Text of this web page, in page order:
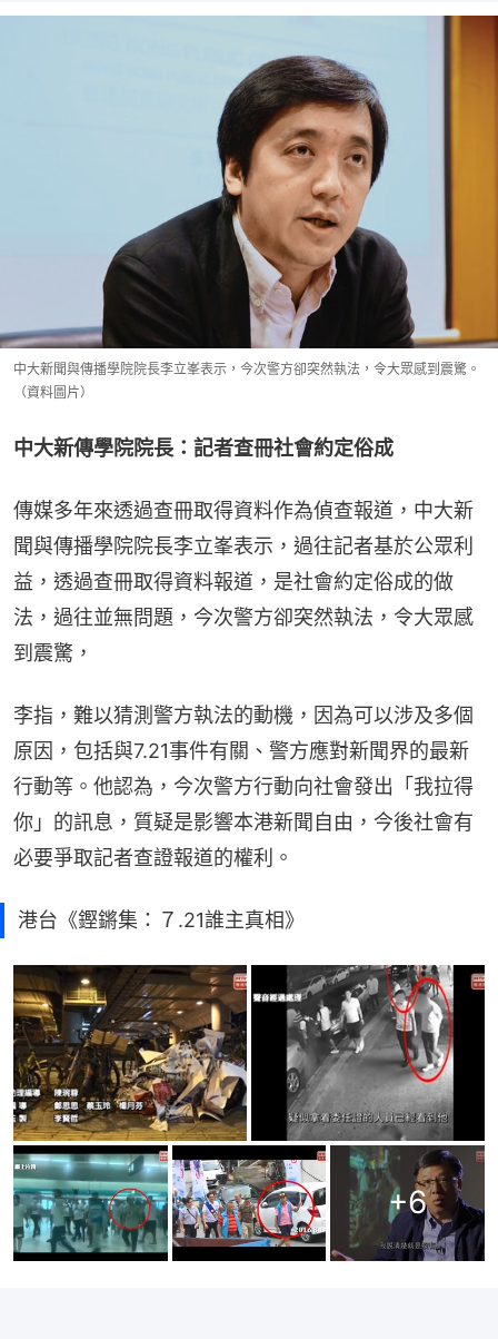
中大新聞與傳播學院院長李立峯表示，今次警方卻突然執法，令大眾感到震驚。
（資料圖片）
中大新傳學院院長：記者查冊社會約定俗成
傳媒多年來透過查冊取得資料作為偵查報道，中大新
聞與傳播學院院長李立峯表示，過往記者基於公眾利
益，透過查冊取得資料報道，是社會約定俗成的做
法，過往並無問題，今次警方卻突然執法，令大眾感
到震驚，
李指，難以猜測警方執法的動機，因為可以涉及多個
原因，包括與7.21事件有關、警方應對新聞界的最新
行動等。他認為，今次警方行動向社會發出「我拉得
你」的訊息，質疑是影響本港新聞自由，今後社會有
必要爭取記者查證報道的權利。
港台《鏗鏘集：７.21誰主真相》
+6